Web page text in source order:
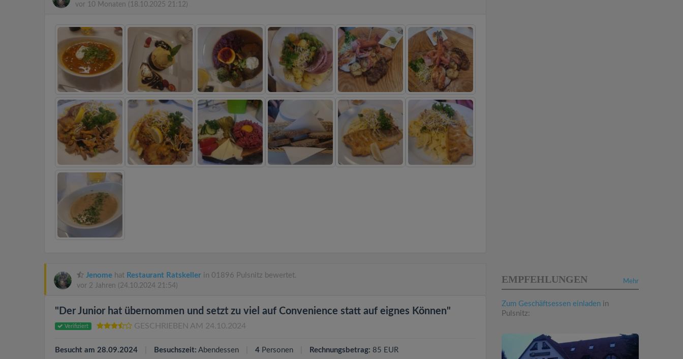
vor 10 Monaten (18.10.2025 21:12)
Jenome hat Restaurant Ratskeller in 01896 Pulsnitz bewertet.
vor 2 Jahren (24.10.2024 21:54)
"Der Junior hat übernommen und setzt zu viel auf Convenience statt auf eignes Können"
Verifiziert GESCHRIEBEN AM 24.10.2024
Besucht am 28.09.2024 Besuchszeit: Abendessen 4 Personen Rechnungsbetrag: 85 EUR
Mehr
EMPFEHLUNGEN
Zum Geschäftsessen einladen in
Pulsnitz: